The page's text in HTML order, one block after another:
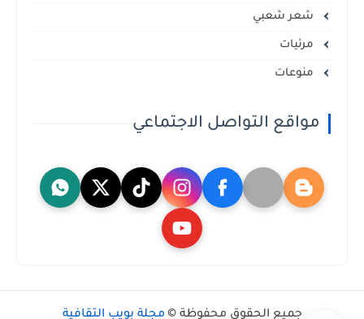
شعر شعبي
مرئيات
منوعات
مواقع التواصل الاجتماعي
جميع الحقوق محفوظة © مجلة بويب الثقافية